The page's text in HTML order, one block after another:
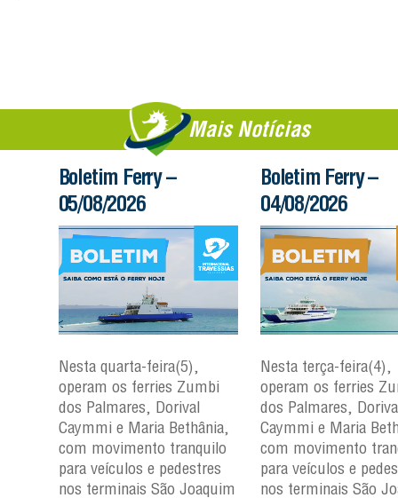
Mais Notícias
Boletim Ferry –
05/08/2026
Nesta quarta-feira(5),
operam os ferries Zumbi
dos Palmares, Dorival
Caymmi e Maria Bethânia,
com movimento tranquilo
para veículos e pedestres
nos terminais São Joaquim
Boletim Ferry –
04/08/2026
Nesta terça-feira(4),
operam os ferries
dos Palmares,
Caymmi e Maria
com movimento
para veículos e
nos terminais São